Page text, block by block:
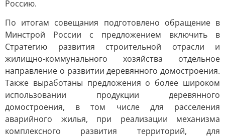
Россию.
По итогам совещания подготовлено обращение в
Минстрой России с предложением включить в
Стратегию развития строительной отрасли и
жилищно-коммунального хозяйства отдельное
направление о развитии деревянного домостроения.
Также выработаны предложения о более широком
использовании продукции деревянного
домостроения, в том числе для расселения
аварийного жилья, при реализации механизма
комплексного развития территорий, для